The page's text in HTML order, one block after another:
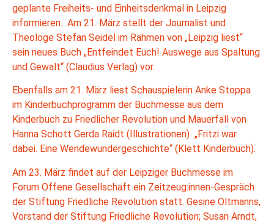
geplante Freiheits- und Einheitsdenkmal in Leipzig
informieren. Am 21. März stellt der Journalist und
Theologe Stefan Seidel im Rahmen von „Leipzig liest“
sein neues Buch „Entfeindet Euch! Auswege aus Spaltung
und Gewalt“ (Claudius Verlag) vor.
Ebenfalls am 21. März liest Schauspielerin Anke Stoppa
im Kinderbuchprogramm der Buchmesse aus dem
Kinderbuch zu Friedlicher Revolution und Mauerfall von
Hanna Schott Gerda Raidt (Illustrationen) „Fritzi war
dabei. Eine Wendewundergeschichte“ (Klett Kinderbuch).
Am 23. März findet auf der Leipziger Buchmesse im
Forum Offene Gesellschaft ein Zeitzeug:innen-Gespräch
der Stiftung Friedliche Revolution statt. Gesine Oltmanns,
Vorstand der Stiftung Friedliche Revolution; Susan Arndt,